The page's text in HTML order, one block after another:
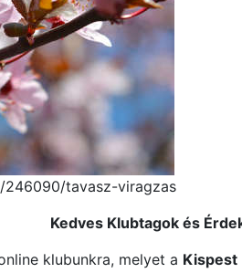
tavasz-viragzas
Kedves Klubtagok és
klubunkra, melyet a Kispest